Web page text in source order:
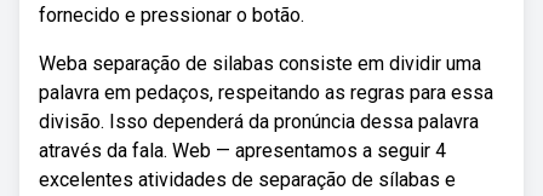
fornecido e pressionar o botão.
Weba separação de silabas consiste em dividir uma
palavra em pedaços, respeitando as regras para essa
divisão. Isso dependerá da pronúncia dessa palavra
através da fala. Web — apresentamos a seguir 4
excelentes atividades de separação de sílabas e